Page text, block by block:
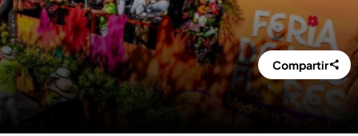
Compartir